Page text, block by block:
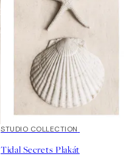
50%*
STUDIO COLLECTION
Tidal Secrets Plakát